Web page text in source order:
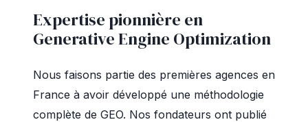
Expertise pionnière en
Generative Engine Optimization
Nous faisons partie des premières agences en
France à avoir développé une méthodologie
complète de GEO. Nos fondateurs ont publié